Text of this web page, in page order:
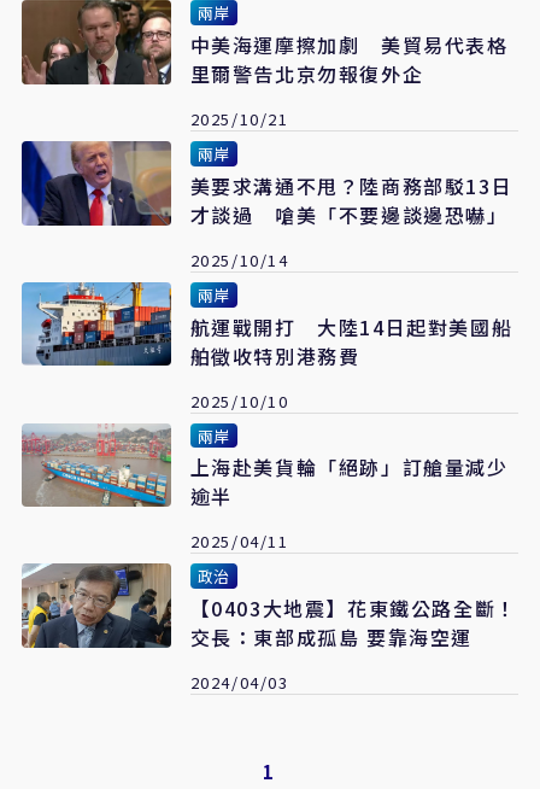
兩岸
中美海運摩擦加劇 美貿易代表格
里爾警告北京勿報復外企
2025/10/21
兩岸
美要求溝通不甩？陸商務部駁13日
才談過 嗆美「不要邊談邊恐嚇」
2025/10/14
兩岸
航運戰開打 大陸14日起對美國船
舶徵收特別港務費
2025/10/10
兩岸
上海赴美貨輪「絕跡」訂艙量減少
逾半
2025/04/11
政治
【0403大地震】花東鐵公路全斷！
交長：東部成孤島 要靠海空運
2024/04/03
1